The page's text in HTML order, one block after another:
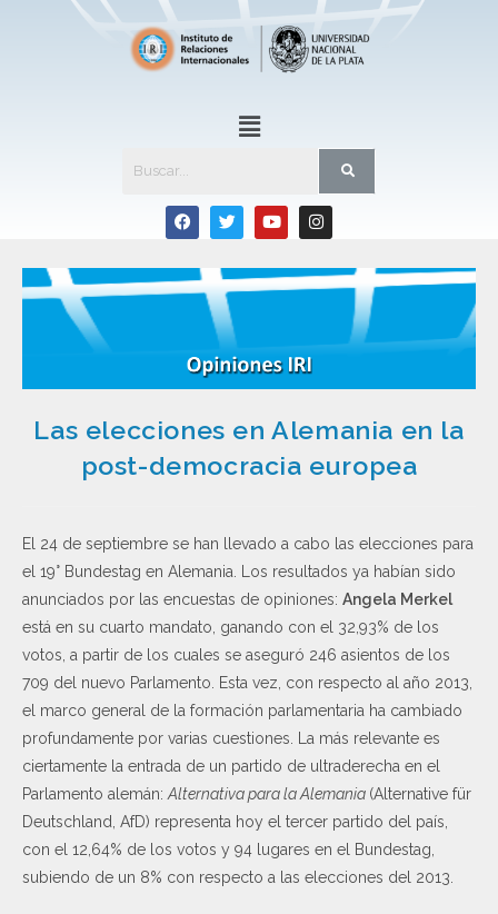
Las elecciones en Alemania en la
post-democracia europea
El 24 de septiembre se han llevado a cabo las elecciones para
el 19° Bundestag en Alemania. Los resultados ya habían sido
anunciados por las encuestas de opiniones: Angela Merkel
está en su cuarto mandato, ganando con el 32,93% de los
votos, a partir de los cuales se aseguró 246 asientos de los
709 del nuevo Parlamento. Esta vez, con respecto al año 2013,
el marco general de la formación parlamentaria ha cambiado
profundamente por varias cuestiones. La más relevante es
ciertamente la entrada de un partido de ultraderecha en el
Parlamento alemán: Alternativa para la Alemania (Alternative für
Deutschland, AfD) representa hoy el tercer partido del país,
con el 12,64% de los votos y 94 lugares en el Bundestag,
subiendo de un 8% con respecto a las elecciones del 2013.